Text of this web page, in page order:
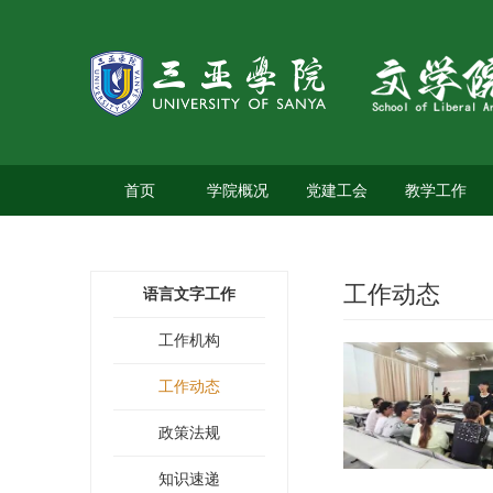
首页 学院概况 党建工会 教学工作
语言文字工作
工作机构
工作动态
政策法规
知识速递
工作动态